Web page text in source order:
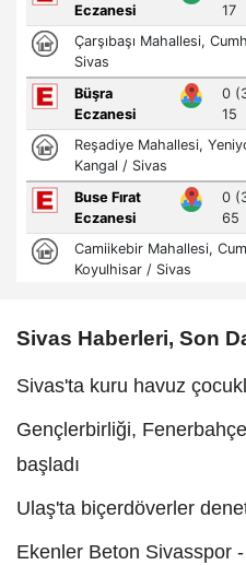
Sivas Haberleri, Son
Sivas'ta kuru havuz
Gençlerbirliği, Fenerbahçe
başladı
Ulaş'ta biçerdöverler
Ekenler Beton Sivasspor